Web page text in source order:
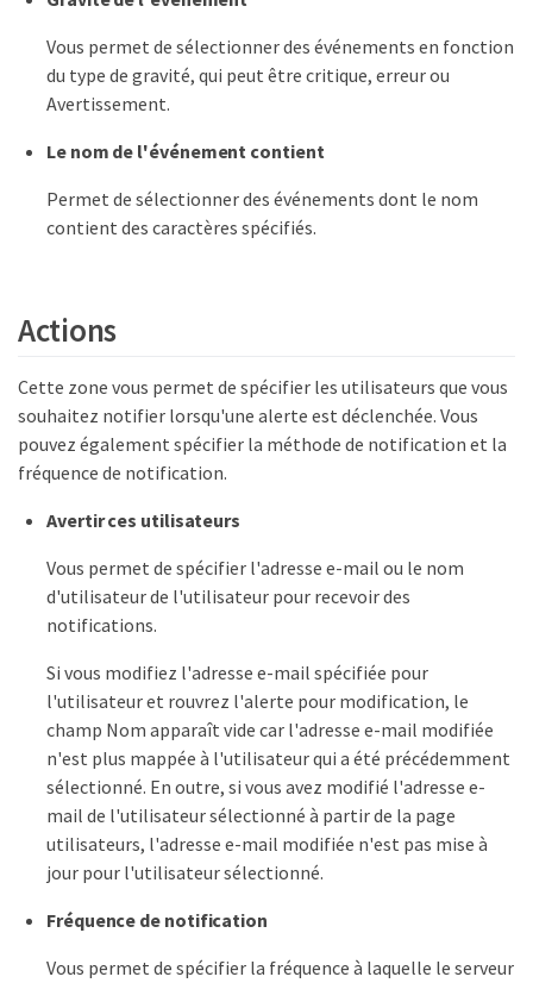
Vous permet de sélectionner des événements en fonction
du type de gravité, qui peut être critique, erreur ou
Avertissement.
Le nom de l'événement contient
Permet de sélectionner des événements dont le nom
contient des caractères spécifiés.
Actions
Cette zone vous permet de spécifier les utilisateurs que vous
souhaitez notifier lorsqu'une alerte est déclenchée. Vous
pouvez également spécifier la méthode de notification et la
fréquence de notification.
Avertir ces utilisateurs
Vous permet de spécifier l'adresse e-mail ou le nom
d'utilisateur de l'utilisateur pour recevoir des
notifications.
Si vous modifiez l'adresse e-mail spécifiée pour
l'utilisateur et rouvrez l'alerte pour modification, le
champ Nom apparaît vide car l'adresse e-mail modifiée
n'est plus mappée à l'utilisateur qui a été précédemment
sélectionné. En outre, si vous avez modifié l'adresse e-
mail de l'utilisateur sélectionné à partir de la page
utilisateurs, l'adresse e-mail modifiée n'est pas mise à
jour pour l'utilisateur sélectionné.
Fréquence de notification
Vous permet de spécifier la fréquence à laquelle le serveur